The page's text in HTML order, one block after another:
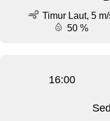
Timur Laut, 5
50 %
16:00